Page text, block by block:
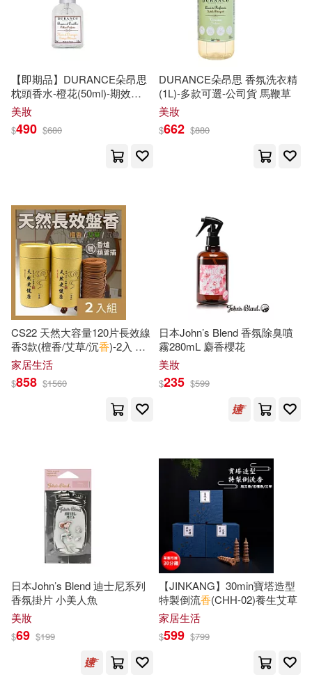
何巧嬋(21)
蕭國健(21) 音羽紀香(21)
茉美ポテト、姫月鏡香(20)
賴香吟(20) HoneyWorks(19)
プレステージ出版(写真集)(19)
佐々木萌香(19) 米澤理香(19)
バルタン(18) ラブポップ(18)
井上堅二(18) 吾妻香夜(18)
涼香(18)
秋陽(18)
賈美香(18) 香坂茉里(18)
DragonFlyBooks(52)
商周出版(52) 澤宇文化(52)
中國輕工業出版社(50)
青島出版社(48)
Line Communications(47)
人民文學出版社(47)
北京科學技術出版社(47)
香港城市大學(43)
中國林業出版社(42)
藍襪子出版社(41)
高等教育出版社(41)
吉林科學技術出版社(39)
采實文化(39)
ベルハウス(38)
【即期品】DURANCE朵昂思
枕頭香水-橙花(50ml)-期效
202701
美妝
$490 $680
DURANCE朵昂思 香氛洗衣精
(1L)-多款可選-公司貨 馬鞭草
美妝
$662 $880
CS22 天然大容量120片長效線
香3款(檀香/艾草/沉香)-2入 檀
香
家居生活
$858 $1560
日本John’s Blend 香氛除臭噴
霧280mL 麝香櫻花
美妝
$235 $599
日本John’s Blend 迪士尼系列
香氛掛片 小美人魚
美妝
$69 $199
【JINKANG】30min寶塔造型
特製倒流香(CHH-02)養生艾草
家居生活
$599 $799